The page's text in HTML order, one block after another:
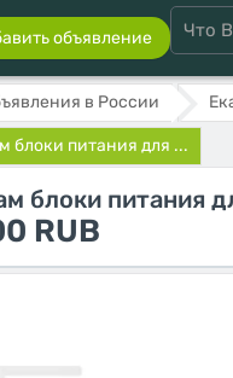
объявление
в России
блоки питания для ...
блоки питания
RUB